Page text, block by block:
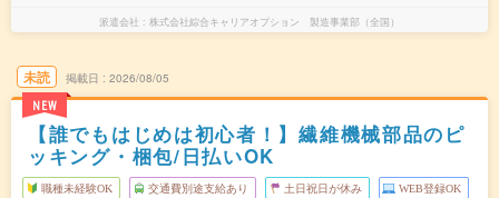
派遣会社 株式会社綜合キャリアオプション 製造事業部（全国）
未読
NEW
掲載日 2026/08/05
【誰でもはじめは初心者！】繊維機械部品のピ
ッキング・梱包/日払いOK
職種未経験OK 交通費別途支給あり 土日祝日が休み WEB登録OK